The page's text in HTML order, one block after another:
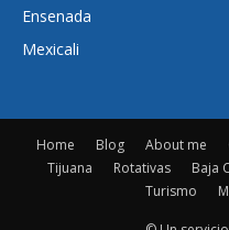
Ensenada
Mexicali
Home Blog About me
Tijuana
Rotativas Baja
Turismo